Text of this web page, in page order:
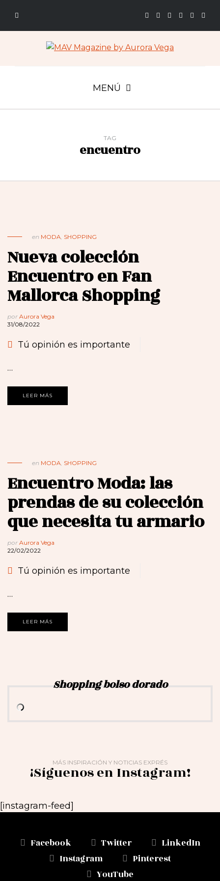
MENÚ
TAG
encuentro
en MODA, SHOPPING
Nueva colección
Encuentro en Fan
Mallorca Shopping
por Aurora Vega
31/08/2022
Tú opinión es importante
…
LEER MÁS
en MODA, SHOPPING
Encuentro Moda: las
prendas de su colección
que necesita tu armario
por Aurora Vega
22/02/2022
Tú opinión es importante
…
LEER MÁS
Shopping bolso dorado
MÁS INSPIRACIÓN Y NOTICIAS EXPRÉS
¡Síguenos en Instagram!
[instagram-feed]
Facebook Twitter
LinkedIn
Instagram
Pinterest
YouTube